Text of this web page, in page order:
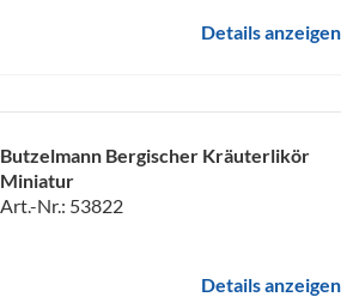
Details anzeigen
Butzelmann Bergischer Kräuterlikör
Miniatur
Art.-Nr.: 53822
Details anzeigen